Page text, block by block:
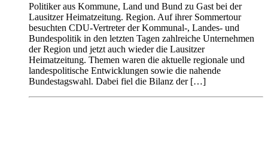
Politiker aus Kommune, Land und Bund zu Gast bei der
Lausitzer Heimatzeitung. Region. Auf ihrer Sommertour
besuchten CDU-Vertreter der Kommunal-, Landes- und
Bundespolitik in den letzten Tagen zahlreiche Unternehmen
der Region und jetzt auch wieder die Lausitzer
Heimatzeitung. Themen waren die aktuelle regionale und
landespolitische Entwicklungen sowie die nahende
Bundestagswahl. Dabei fiel die Bilanz der […]